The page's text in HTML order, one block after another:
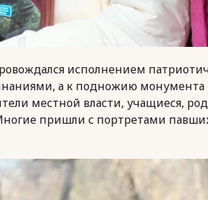
исполнением
а к подножию монумента
местной власти, учащиеся,
пришли с портретами